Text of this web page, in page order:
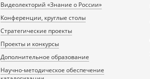
Видеолекторий «Знание о России»
Конференции, круглые столы
Стратегические проекты
Проекты и конкурсы
Дополнительное образование
Научно-методическое обеспечение